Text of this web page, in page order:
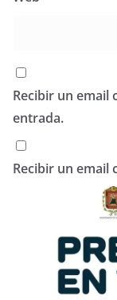
Recibir un email
entrada.
Recibir un email